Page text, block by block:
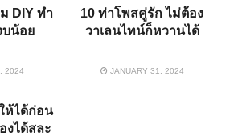
DIY ทำ
บน้อย
2024
10 ท่าโพสคู่รัก ไม่ต้อง
วาเลนไทน์ก็หวานได้
JANUARY 31, 2024
ห้ได้ก่อน
งได้สละ